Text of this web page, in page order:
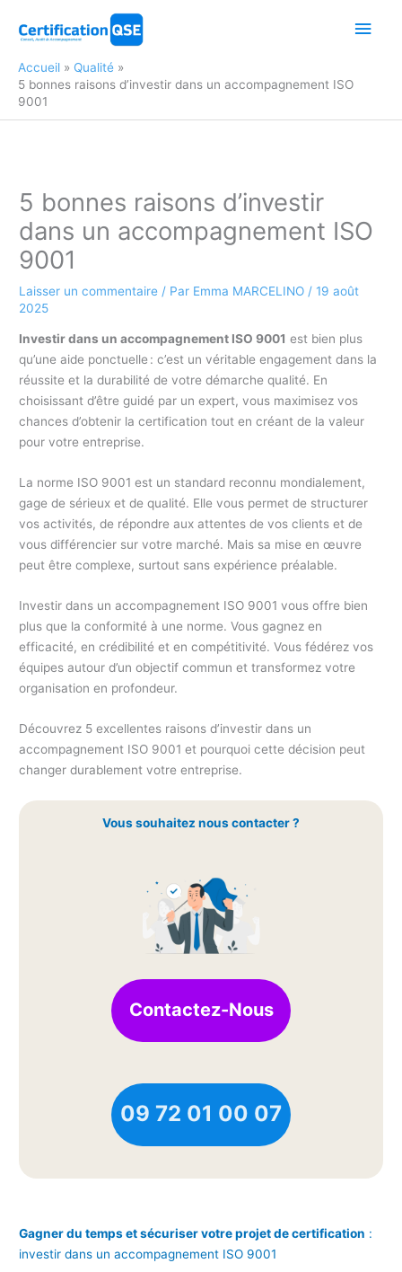
Accueil
Qualité
5 bonnes raisons d’investir dans un accompagnement ISO
9001
5 bonnes raisons d’investir
dans un accompagnement ISO
9001
Laisser un commentaire / Par Emma MARCELINO /19 août
2025
Investir dans un accompagnement ISO 9001 est bien plus
qu’une aide ponctuelle : c’est un véritable engagement dans la
réussite et la durabilité de votre démarche qualité. En
choisissant d’être guidé par un expert, vous maximisez vos
chances d’obtenir la certification tout en créant de la valeur
pour votre entreprise.
La norme ISO 9001 est un standard reconnu mondialement,
gage de sérieux et de qualité. Elle vous permet de structurer
vos activités, de répondre aux attentes de vos clients et de
vous différencier sur votre marché. Mais sa mise en œuvre
peut être complexe, surtout sans expérience préalable.
Investir dans un accompagnement ISO 9001 vous offre bien
plus que la conformité à une norme. Vous gagnez en
efficacité, en crédibilité et en compétitivité. Vous fédérez vos
équipes autour d’un objectif commun et transformez votre
organisation en profondeur.
Découvrez 5 excellentes raisons d’investir dans un
accompagnement ISO 9001 et pourquoi cette décision peut
changer durablement votre entreprise.
Vous souhaitez nous contacter ?
Contactez-Nous
09 72 01 00 07
Gagner du temps et sécuriser votre projet de certification :
investir dans un accompagnement ISO 9001